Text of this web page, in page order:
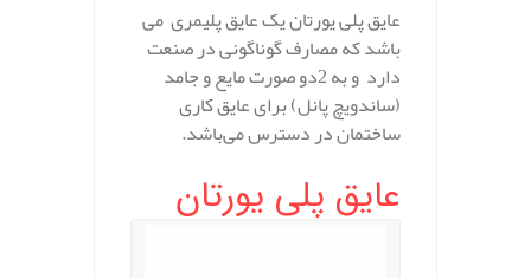
عایق پلی یورتان یک عایق پلیمری می
باشد که مصارف گوناگونی در صنعت
دارد و به 2دو صورت مایع و جامد
(ساندویچ پانل) برای عایق کاری
ساختمان در دسترس می‌باشد.
عایق پلی یورتان